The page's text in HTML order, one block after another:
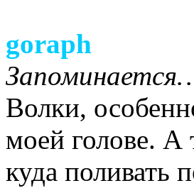
goraph
Волки,
моей голове. А
куда поливать